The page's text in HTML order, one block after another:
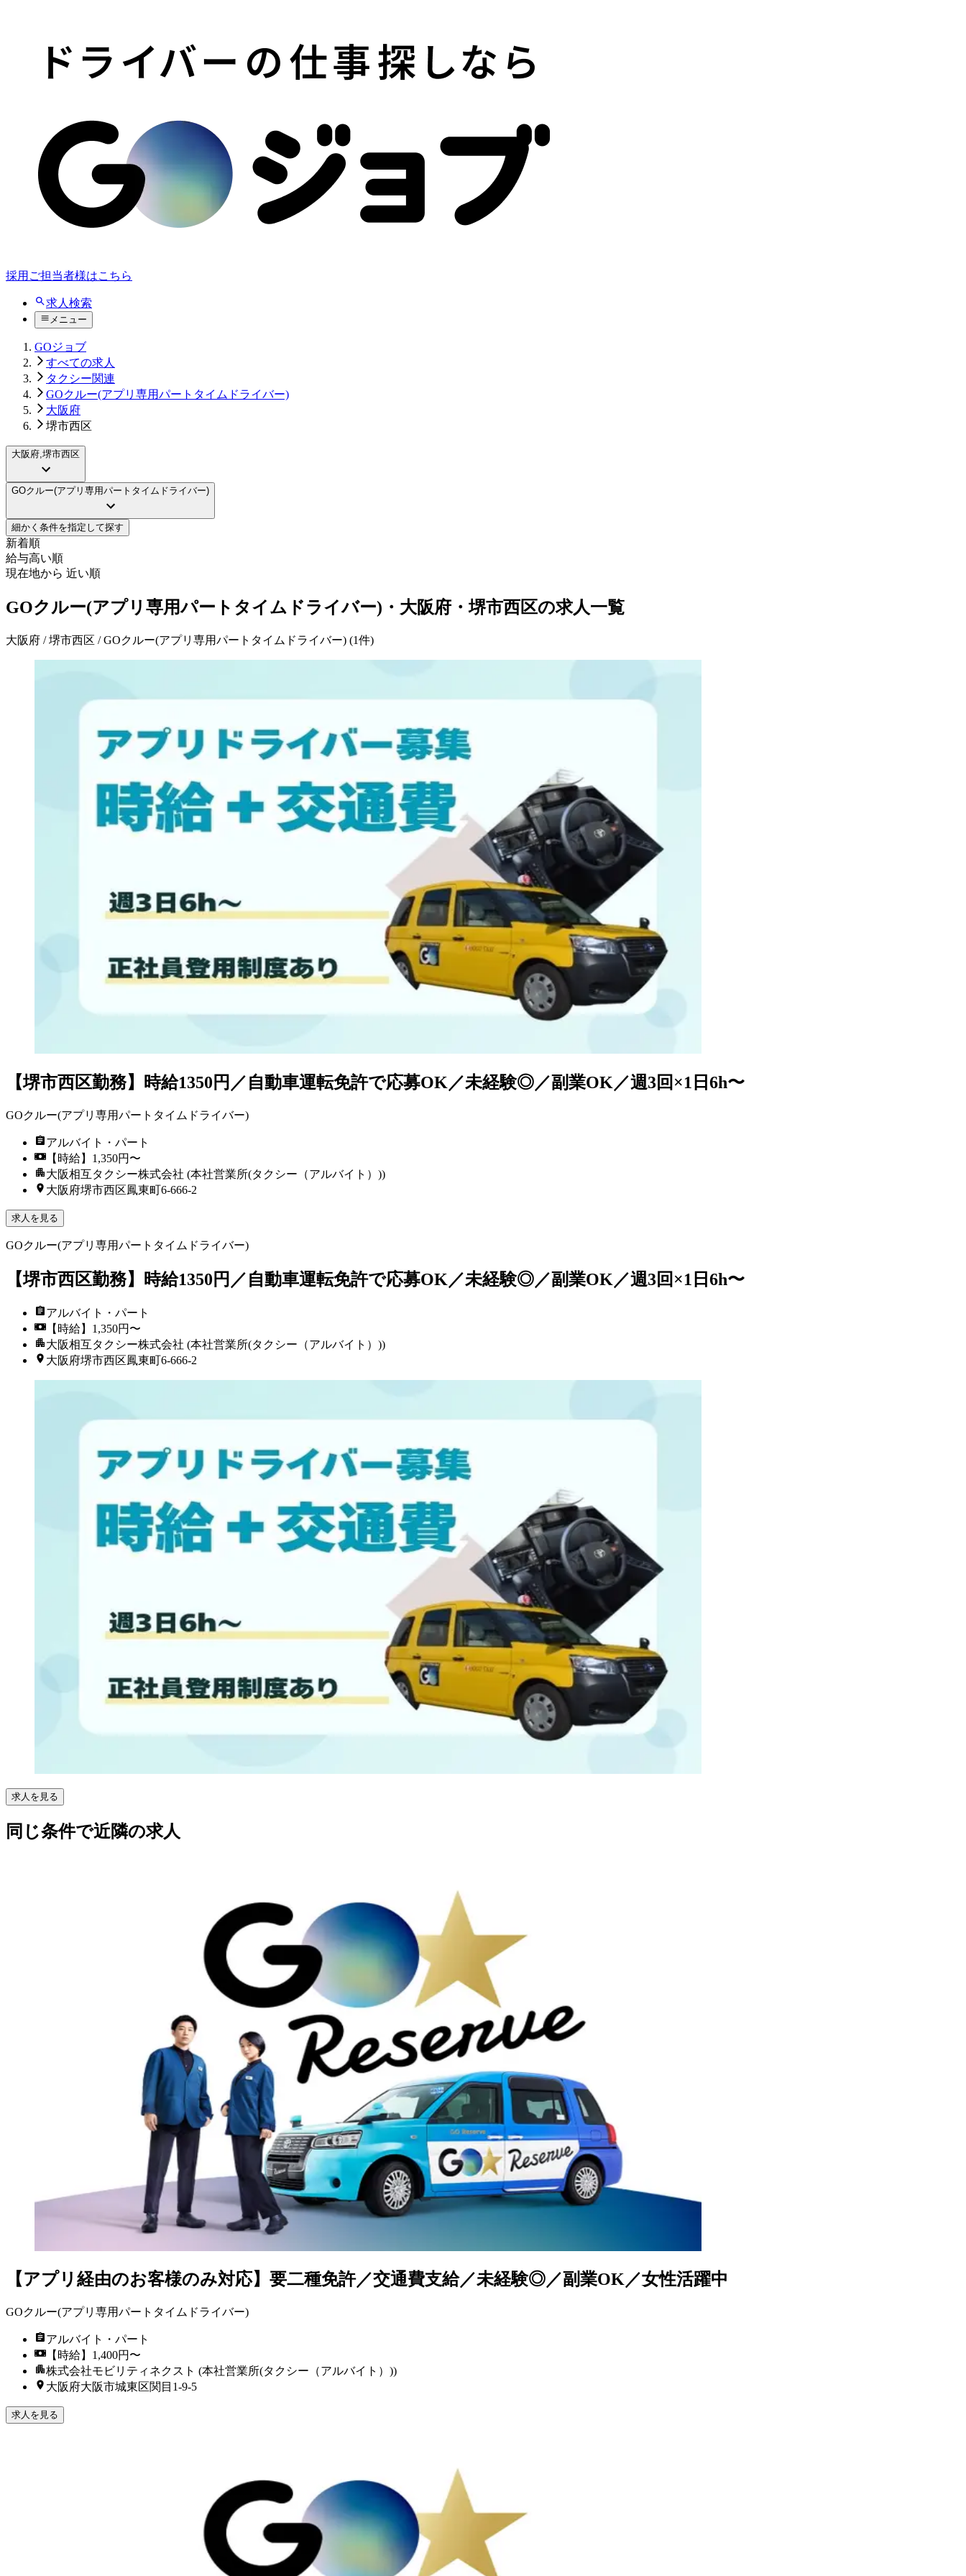
採用ご担当者様はこちら
求人検索
メニュー
GOジョブ
すべての求人
タクシー関連
GOクルー(アプリ専用パートタイムドライバー)
大阪府
堺市西区
大阪府,堺市西区
GOクルー(アプリ専用パートタイムドライバー)
細かく条件を指定して探す
新着順
給与高い順
現在地から 近い順
GOクルー(アプリ専用パートタイムドライバー)・大阪府・堺市西区の求人一覧
大阪府 / 堺市西区 / GOクルー(アプリ専用パートタイムドライバー) (1件)
【堺市西区勤務】時給1350円／自動車運転免許で応募OK／未経験◎／副業OK／週3回×1日6h〜
GOクルー(アプリ専用パートタイムドライバー)
アルバイト・パート
【時給】1,350円〜
大阪相互タクシー株式会社 (本社営業所(タクシー（アルバイト）))
大阪府堺市西区鳳東町6-666-2
求人を見る
GOクルー(アプリ専用パートタイムドライバー)
【堺市西区勤務】時給1350円／自動車運転免許で応募OK／未経験◎／副業OK／週3回×1日6h〜
アルバイト・パート
【時給】1,350円〜
大阪相互タクシー株式会社 (本社営業所(タクシー（アルバイト）))
大阪府堺市西区鳳東町6-666-2
求人を見る
同じ条件で近隣の求人
【アプリ経由のお客様のみ対応】要二種免許／交通費支給／未経験◎／副業OK／女性活躍中
GOクルー(アプリ専用パートタイムドライバー)
アルバイト・パート
【時給】1,400円〜
株式会社モビリティネクスト (本社営業所(タクシー（アルバイト）))
大阪府大阪市城東区関目1-9-5
求人を見る